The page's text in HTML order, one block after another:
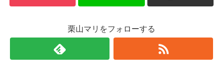
栗山マリをフォローする